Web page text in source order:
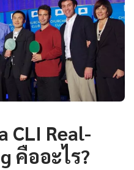
CLI Real-
คืออะไร?